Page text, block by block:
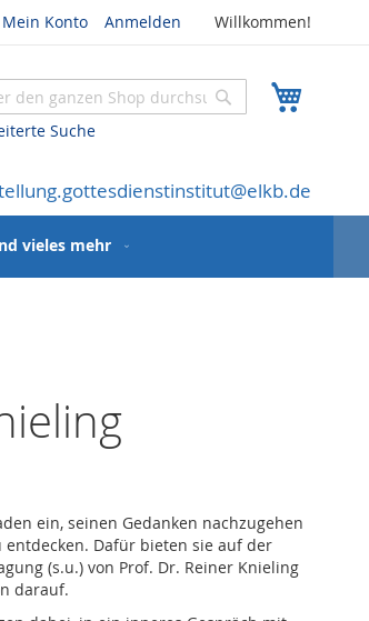
Mein Konto Anmelden Willkommen!
Suche
Suche
vieles mehr
ein, seinen Gedanken nachzugehen
Dafür bieten sie auf der
(s.u.) von Prof. Dr. Reiner Knieling
darauf.